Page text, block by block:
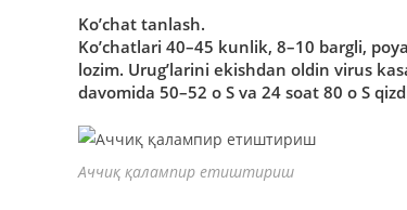
Koʼchat tanlash.
Koʼchatlari 40–45 kunlik, 8–10 bargli,
lozim. Urugʼlarini ekishdan oldin virus
davomida 50–52 o S va 24 soat 80 o S
Аччиқ қалампир етиштириш